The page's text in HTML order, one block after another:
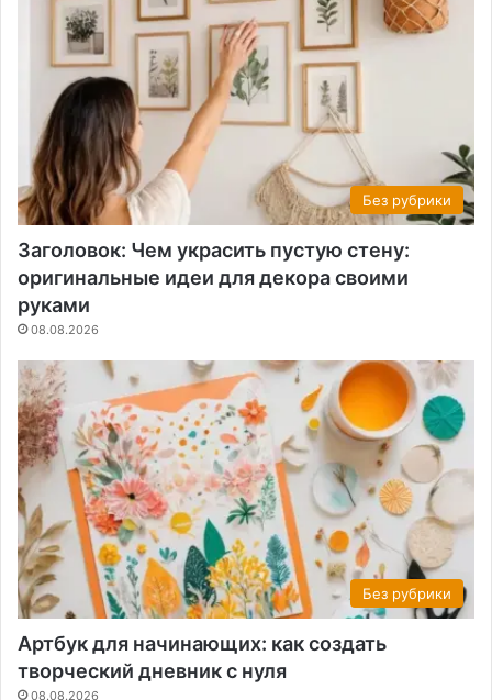
Без рубрики
Заголовок: Чем украсить пустую стену:
оригинальные идеи для декора своими
руками
08.08.2026
Без рубрики
Артбук для начинающих: как создать
творческий дневник с нуля
08.08.2026